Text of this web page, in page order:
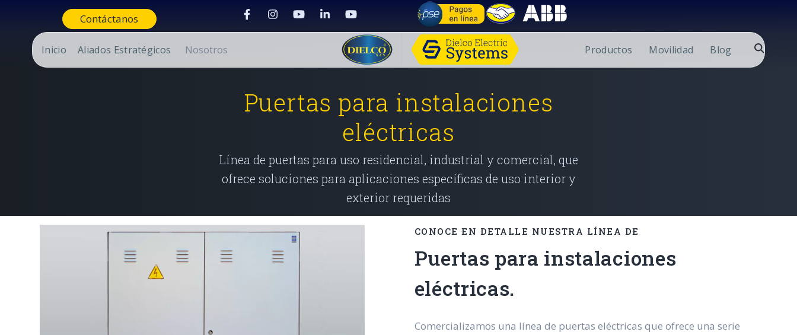
Contáctanos
Inicio Aliados Estratégicos Nosotros Productos Movilidad Blog
Puertas para instalaciones
eléctricas
Línea de puertas para uso residencial, industrial y comercial, que
ofrece soluciones para aplicaciones específicas de uso interior y
exterior requeridas
CONOCE EN DETALLE NUESTRA LÍNEA DE
Puertas para instalaciones
eléctricas.
Comercializamos una línea de puertas eléctricas que ofrece una serie